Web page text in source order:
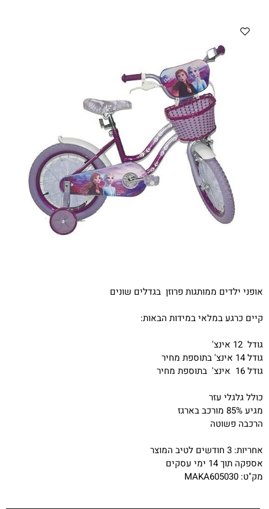
לחיצת כפתור
דוא"ל:citysport1@013.net
citysport2@013.net
אופני ילדים ממותגות פרוזן בגדלים שונים
קיים כרגע במלאי במידות הבאות:
גודל 12 אינצ'
גודל 14 אינצ' בתוספת מחיר
גודל 16 אינצ' בתוספת מחיר
כולל גלגלי עזר
מגיע 85% מורכב בארגז
הרכבה פשוטה
אחריות: 3 חודשים לטיב המוצר
אספקה תוך 14 ימי עסקים
מק"ט: MAKA605030